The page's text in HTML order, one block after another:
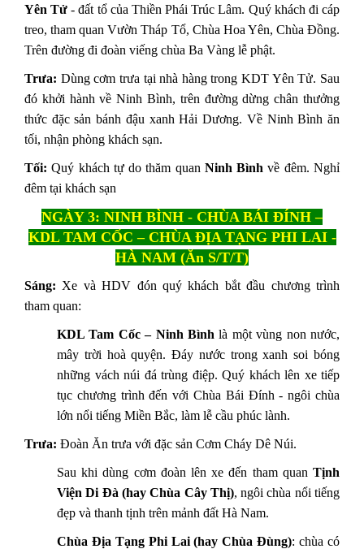
Yên Tử - đất tổ của Thiền Phái Trúc Lâm. Quý khách đi cáp
treo, tham quan Vườn Tháp Tổ, Chùa Hoa Yên, Chùa Đồng.
Trên đường đi đoàn viếng chùa Ba Vàng lễ phật.
Trưa: Dùng cơm trưa tại nhà hàng trong KDT Yên Tử. Sau
đó khởi hành về Ninh Bình, trên đường dừng chân thưởng
thức đặc sản bánh đậu xanh Hải Dương. Về Ninh Bình ăn
tối, nhận phòng khách sạn.
Tối: Quý khách tự do thăm quan Ninh Bìnhvề đêm. Nghỉ
đêm tại khách sạn
NGÀY 3: NINH BÌNH - CHÙA BÁI ĐÍNH –
KDL TAM CỐC – CHÙA ĐỊA TẠNG PHI LAI -
HÀ NAM (Ăn S/T/T)
Sáng: Xe và HDV đón quý khách bắt đầu chương trình
tham quan:
KDL Tam Cốc – Ninh Bìnhlà một vùng non nước,
mây trời hoà quyện. Đáy nước trong xanh soi bóng
những vách núi đá trùng điệp. Quý khách lên xe tiếp
tục chương trình đến với Chùa Bái Đính - ngôi chùa
lớn nổi tiếng Miền Bắc, làm lễ cầu phúc lành.
Trưa: Đoàn Ăn trưa với đặc sản Cơm Cháy Dê Núi.
Sau khi dùng cơm đoàn lên xe đến tham quan Tịnh
Viện Di Đà (hay Chùa Cây Thị), ngôi chùa nổi tiếng
đẹp và thanh tịnh trên mảnh đất Hà Nam.
Chùa Địa Tạng Phi Lai (hay Chùa Đùng): chùa có